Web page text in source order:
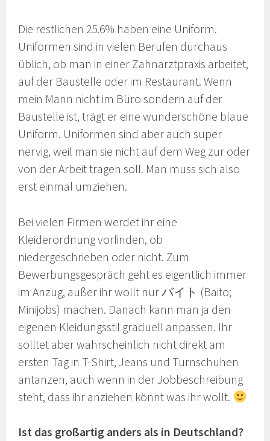
Die restlichen 25.6% haben eine Uniform.
Uniformen sind in vielen Berufen durchaus
üblich, ob man in einer Zahnarztpraxis arbeitet,
auf der Baustelle oder im Restaurant. Wenn
mein Mann nicht im Büro sondern auf der
Baustelle ist, trägt er eine wunderschöne blaue
Uniform. Uniformen sind aber auch super
nervig, weil man sie nicht auf dem Weg zur oder
von der Arbeit tragen soll. Man muss sich also
erst einmal umziehen.
Bei vielen Firmen werdet ihr eine
Kleiderordnung vorfinden, ob
niedergeschrieben oder nicht. Zum
Bewerbungsgespräch geht es eigentlich immer
im Anzug, außer ihr wollt nur バイト (Baito;
Minijobs) machen. Danach kann man ja den
eigenen Kleidungsstil graduell anpassen. Ihr
solltet aber wahrscheinlich nicht direkt am
ersten Tag in T-Shirt, Jeans und Turnschuhen
antanzen, auch wenn in der Jobbeschreibung
steht, dass ihr anziehen könnt was ihr wollt.
Ist das großartig anders als in Deutschland?